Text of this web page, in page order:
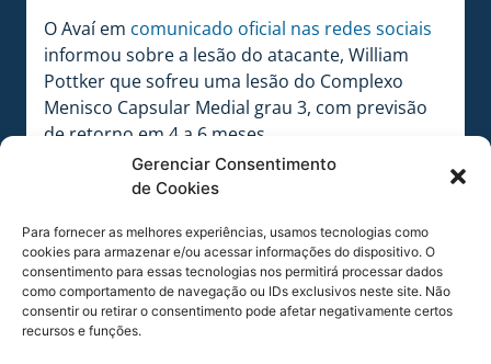
Gerenciar Consentimento
de Cookies
Para fornecer as melhores experiências, usamos tecnologias como
cookies para armazenar e/ou acessar informações do dispositivo. O
consentimento para essas tecnologias nos permitirá processar dados
como comportamento de navegação ou IDs exclusivos neste site. Não
consentir ou retirar o consentimento pode afetar negativamente certos
recursos e funções.
O Avaí em comunicado oficial nas redes sociais
informou sobre a lesão do atacante, William
Pottker que sofreu uma lesão do Complexo
Menisco Capsular Medial grau 3, com previsão
de retorno em 4 a 6 meses.
O Avaí entra em campo no próximo sábado (7),
contra a equipe do Botafogo-SP, no estádio
Santa Cruz, às 17h. A partida é válida pela 31ª
rodada da Série B de 2023.